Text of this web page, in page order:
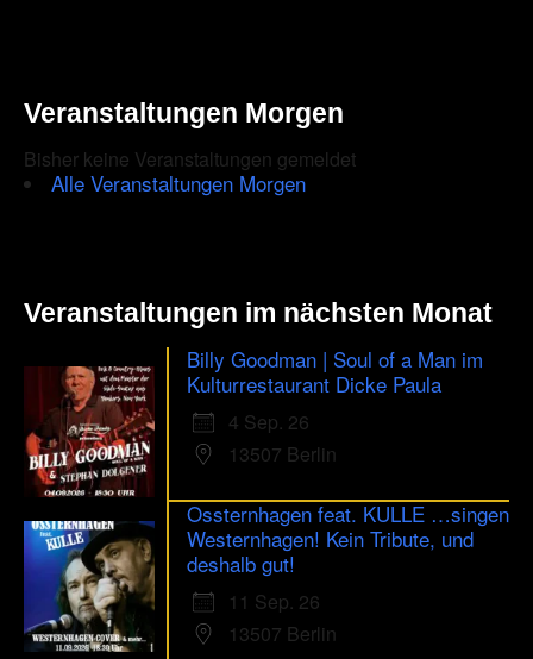
are
human.
Veranstaltungen Morgen
Bisher keine Veranstaltungen gemeldet
Alle Veranstaltungen Morgen
Veranstaltungen im nächsten Monat
Billy Goodman | Soul of a Man im
Kulturrestaurant Dicke Paula
4 Sep. 26
13507 Berlin
Ossternhagen feat. KULLE …singen
Westernhagen! Kein Tribute, und
deshalb gut!
11 Sep. 26
13507 Berlin